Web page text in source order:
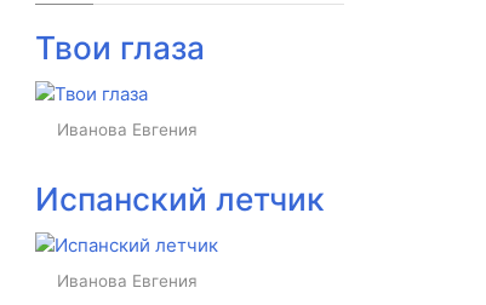
Твои глаза
Иванова Евгения
Испанский летчик
Иванова Евгения